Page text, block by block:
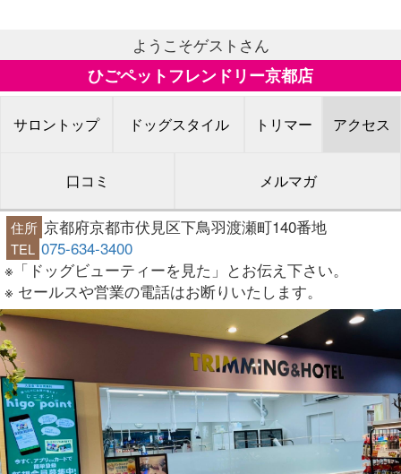
ようこそゲストさん
ひごペットフレンドリー京都店
サロントップ ドッグスタイル トリマー アクセス
口コミ メルマガ
住所 京都府京都市伏見区下鳥羽渡瀬町140番地
TEL 075-634-3400
※「ドッグビューティーを見た」とお伝え下さい。
※ セールスや営業の電話はお断りいたします。